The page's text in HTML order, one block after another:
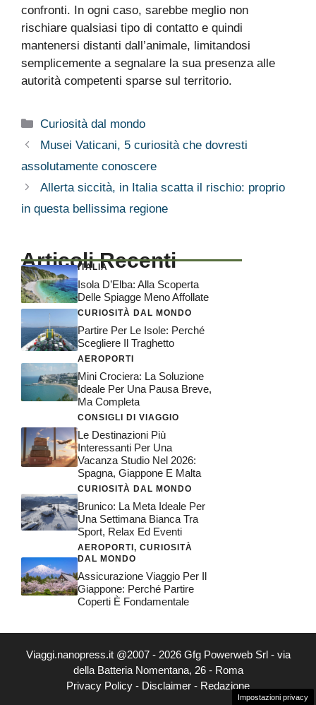
confronti. In ogni caso, sarebbe meglio non
rischiare qualsiasi tipo di contatto e quindi
mantenersi distanti dall’animale, limitandosi
semplicemente a segnalare la sua presenza alle
autorità competenti sparse sul territorio.
Categorie
Curiosità dal mondo
Musei Vaticani, 5 curiosità che dovresti
assolutamente conoscere
Allerta siccità, in Italia scatta il rischio: proprio
in questa bellissima regione
Articoli Recenti
ITALIA
Isola D’Elba: Alla Scoperta
Delle Spiagge Meno Affollate
CURIOSITÀ DAL MONDO
Partire Per Le Isole: Perché
Scegliere Il Traghetto
AEROPORTI
Mini Crociera: La Soluzione
Ideale Per Una Pausa Breve,
Ma Completa
CONSIGLI DI VIAGGIO
Le Destinazioni Più
Interessanti Per Una
Vacanza Studio Nel 2026:
Spagna, Giappone E Malta
CURIOSITÀ DAL MONDO
Brunico: La Meta Ideale Per
Una Settimana Bianca Tra
Sport, Relax Ed Eventi
AEROPORTI, CURIOSITÀ
DAL MONDO
Assicurazione Viaggio Per Il
Giappone: Perché Partire
Coperti È Fondamentale
Viaggi.nanopress.it @2007 - 2026 Gfg Powerweb Srl - via
della Batteria Nomentana, 26 - Roma
Privacy Policy - Disclaimer - Redazione
Impostazioni privacy